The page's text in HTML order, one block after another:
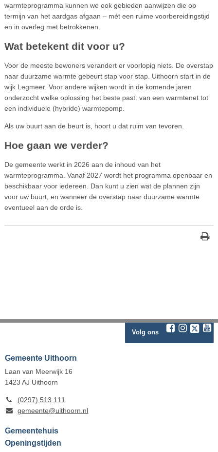
warmteprogramma kunnen we ook gebieden aanwijzen die op
termijn van het aardgas afgaan – mét een ruime voorbereidingstijd
en in overleg met betrokkenen.
Wat betekent dit voor u?
Voor de meeste bewoners verandert er voorlopig niets. De overstap
naar duurzame warmte gebeurt stap voor stap. Uithoorn start in de
wijk Legmeer. Voor andere wijken wordt in de komende jaren
onderzocht welke oplossing het beste past: van een warmtenet tot
een individuele (hybride) warmtepomp.
Als uw buurt aan de beurt is, hoort u dat ruim van tevoren.
Hoe gaan we verder?
De gemeente werkt in 2026 aan de inhoud van het
warmteprogramma. Vanaf 2027 wordt het programma openbaar en
beschikbaar voor iedereen. Dan kunt u zien wat de plannen zijn
voor uw buurt, en wanneer de overstap naar duurzame warmte
eventueel aan de orde is.
Volg ons
Gemeente Uithoorn
Laan van Meerwijk 16
1423 AJ Uithoorn
(0297) 513 111
gemeente@uithoorn.nl
Gemeentehuis
Openingstijden